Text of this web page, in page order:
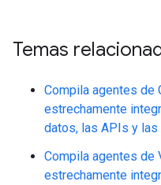
Temas
Compila agentes de
estrechamente
datos, las APIs y
Compila agentes de
estrechamente